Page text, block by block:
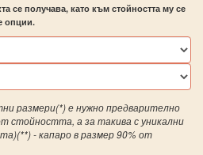
се получава, като към стойността му се
опции.
размери(*) е нужно предварително
стойността, а за такива с уникални
- капаро в размер 90% от